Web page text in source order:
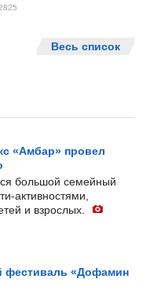
Весь список
«Амбар» провел
большой семейный
активностями,
и взрослых.
фестиваль «Дофамин